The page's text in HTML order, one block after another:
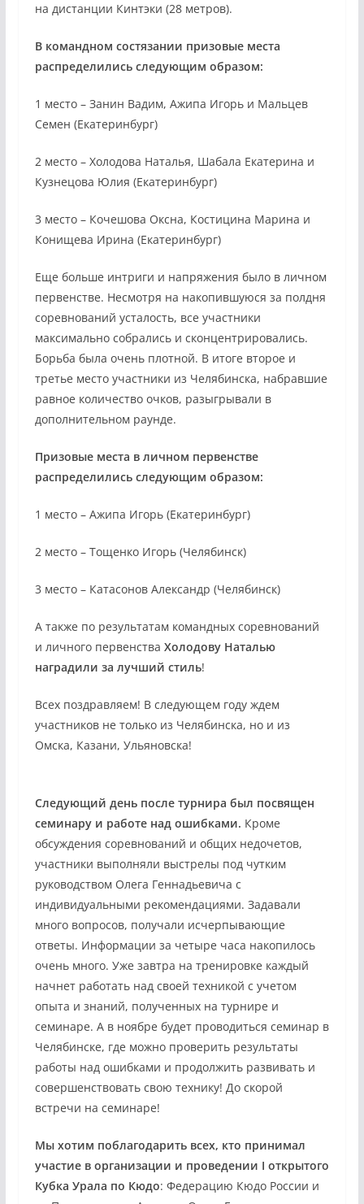
на дистанции Кинтэки (28 метров).
В командном состязании призовые места
распределились следующим образом:
1 место – Занин Вадим, Ажипа Игорь и Мальцев
Семен (Екатеринбург)
2 место – Холодова Наталья, Шабала Екатерина и
Кузнецова Юлия (Екатеринбург)
3 место – Кочешова Оксна, Костицина Марина и
Конищева Ирина (Екатеринбург)
Еще больше интриги и напряжения было в личном
первенстве. Несмотря на накопившуюся за полдня
соревнований усталость, все участники
максимально собрались и сконцентрировались.
Борьба была очень плотной. В итоге второе и
третье место участники из Челябинска, набравшие
равное количество очков, разыгрывали в
дополнительном раунде.
Призовые места в личном первенстве
распределились следующим образом:
1 место – Ажипа Игорь (Екатеринбург)
2 место – Тощенко Игорь (Челябинск)
3 место – Катасонов Александр (Челябинск)
А также по результатам командных соревнований
и личного первенства Холодову Наталью
наградили за лучший стиль!
Всех поздравляем! В следующем году ждем
участников не только из Челябинска, но и из
Омска, Казани, Ульяновска!
Следующий день после турнира был посвящен
семинару и работе над ошибками. Кроме
обсуждения соревнований и общих недочетов,
участники выполняли выстрелы под чутким
руководством Олега Геннадьевича с
индивидуальными рекомендациями. Задавали
много вопросов, получали исчерпывающие
ответы. Информации за четыре часа накопилось
очень много. Уже завтра на тренировке каждый
начнет работать над своей техникой с учетом
опыта и знаний, полученных на турнире и
семинаре. А в ноябре будет проводиться семинар в
Челябинске, где можно проверить результаты
работы над ошибками и продолжить развивать и
совершенствовать свою технику! До скорой
встречи на семинаре!
Мы хотим поблагодарить всех, кто принимал
участие в организации и проведении I открытого
Кубка Урала по Кюдо: Федерацию Кюдо России и